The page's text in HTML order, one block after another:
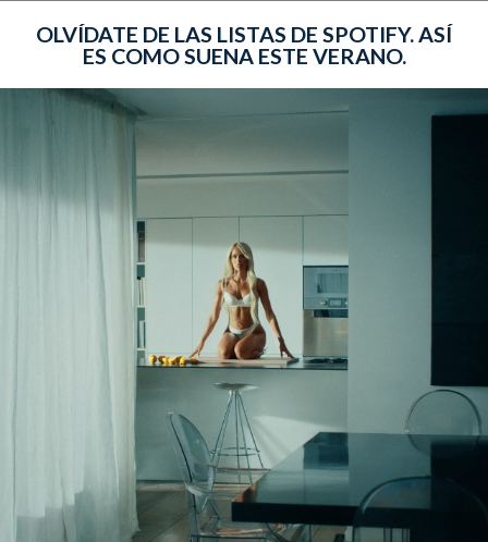
OLVÍDATE DE LAS LISTAS DE SPOTIFY. ASÍ
ES COMO SUENA ESTE VERANO.